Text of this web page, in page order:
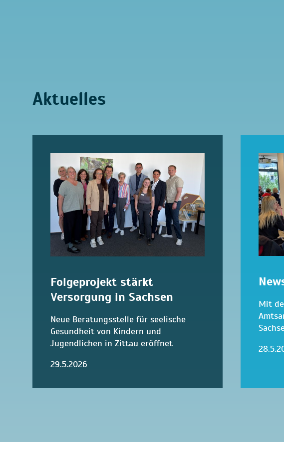
Aktuelles
Folgeprojekt stärkt
Versorgung in Sachsen
Neue Beratungsstelle für seelische
Gesundheit von Kindern und
Jugendlichen in Zittau eröffnet
29.5.2026
Mit